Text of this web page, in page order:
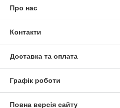
Про нас
Контакти
Доставка та оплата
Графік роботи
Повна версія сайту